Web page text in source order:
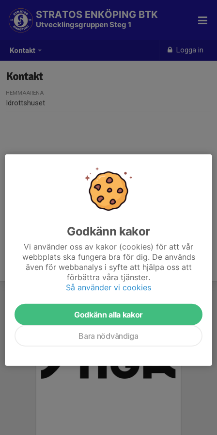
Kontakt Logga in
STRATOS ENKÖPING BTK
Utvecklingsgruppen Steg 1
Kontakt
HEMMAARENA
Idrottshuset
Godkänn kakor
Vi använder oss av kakor (cookies) för att vår
webbplats ska fungera bra för dig. De används
även för webbanalys i syfte att hjälpa oss att
förbättra våra tjänster.
Så använder vi cookies
Godkänn alla kakor
Bara nödvändiga